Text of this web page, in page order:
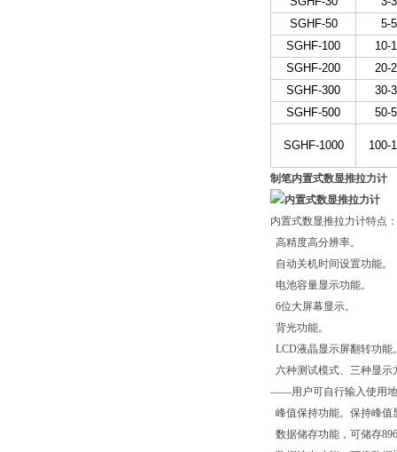
SGHF-50
5-
SGHF-100
10-
SGHF-200
20-
SGHF-300
30-
SGHF-500
50-
SGHF-1000 100-
制笔内置式数显推拉力计
内置式数显推拉力计特点：
高精度高分辨率。
自动关机时间设置功能。
电池容量显示功能。
6位大屏幕显示。
背光功能。
LCD液晶显示屏翻转功能
六种测试模式、三种显
——用户可自行输入使用地
峰值保持功能。保持峰值
数据储存功能，可储存